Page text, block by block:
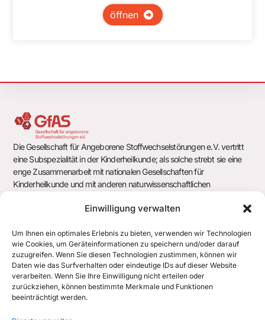
Einwilligung verwalten
Um Ihnen ein optimales Erlebnis zu bieten, verwenden wir Technologien
wie Cookies, um Geräteinformationen zu speichern und/oder darauf
zuzugreifen. Wenn Sie diesen Technologien zustimmen, können wir
Daten wie das Surfverhalten oder eindeutige IDs auf dieser Website
verarbeiten. Wenn Sie Ihre Einwilligung nicht erteilen oder
zurückziehen, können bestimmte Merkmale und Funktionen
beeinträchtigt werden.
öffnen
Die Gesellschaft für Angeborene Stoffwechselstörungen e.V. vertritt
eine Subspezialität in der Kinderheilkunde; als solche strebt sie eine
enge Zusammenarbeit mit nationalen Gesellschaften für
Kinderheilkunde und mit anderen naturwissenschaftlichen
Gesellschaft für Angeborene Stoffwechselstörungen e.V.
c/o Geschäftsstelle der Deutschen Gesellschaft für Kinder- und
Jugendmedizin e.V. (DGKJ)
Chausseestr. 128/129
10115 Berlin